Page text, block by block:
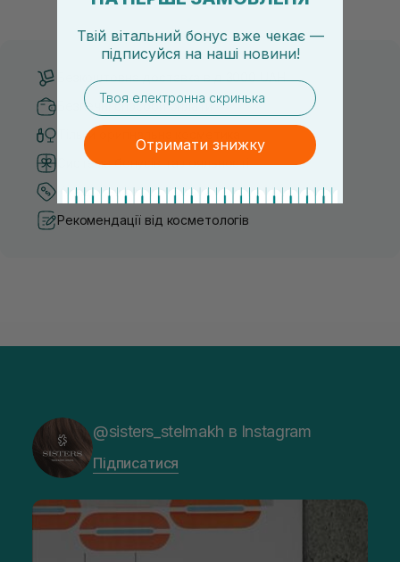
Безкоштовна доставка від 3000 UAH
Безпечні способи оплати
Тільки оригінальна косметика
Система бонусів та лояльності
Кращі ціни та топ товари
Рекомендації від косметологів
@sisters_stelmakh в Instagram
Підписатися
Твій вітальний бонус вже чекає —
підписуйся на наші новини!
email
Отримати знижку